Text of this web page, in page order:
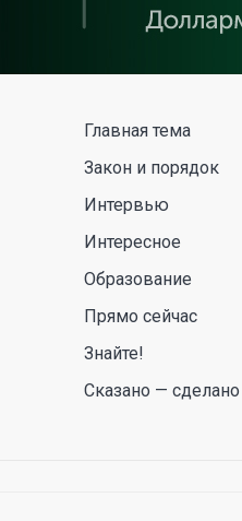
Главная тема
Закон и порядок
Интервью
Интересное
Образование
Прямо сейчас
Знайте!
Сказано — сделано